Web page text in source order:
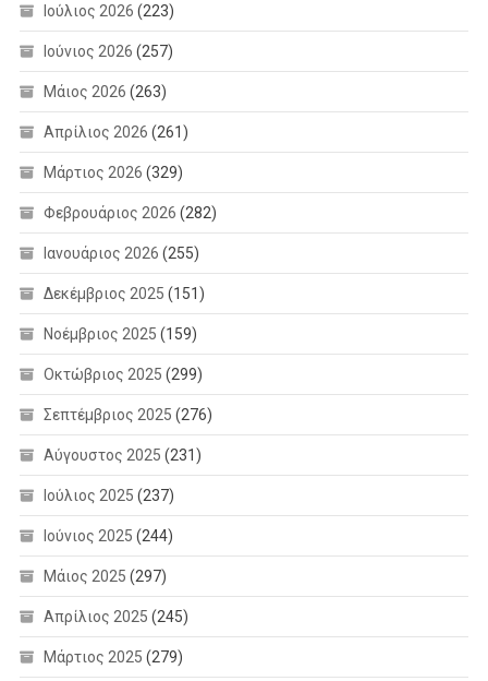
Ιούλιος 2026 (223)
Ιούνιος 2026 (257)
Μάιος 2026 (263)
Απρίλιος 2026 (261)
Μάρτιος 2026 (329)
Φεβρουάριος 2026 (282)
Ιανουάριος 2026 (255)
Δεκέμβριος 2025 (151)
Νοέμβριος 2025 (159)
Οκτώβριος 2025 (299)
Σεπτέμβριος 2025 (276)
Αύγουστος 2025 (231)
Ιούλιος 2025 (237)
Ιούνιος 2025 (244)
Μάιος 2025 (297)
Απρίλιος 2025 (245)
Μάρτιος 2025 (279)